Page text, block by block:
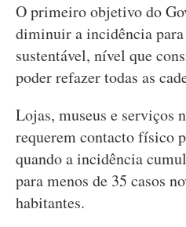
O primeiro objetivo do
diminuir a incidência
sustentável, nível que
poder refazer todas as
Lojas, museus e serviços
requerem contacto físico
quando a incidência
para menos de 35 casos
habitantes.